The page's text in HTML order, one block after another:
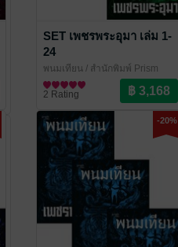
SET เพชรพระอุมา เล่ม 1-
24
พนมเทียน / สำนักพิมพ์ Prism
นิยายผจญภัย/บู๊แอกชัน
2 Rating
-20%